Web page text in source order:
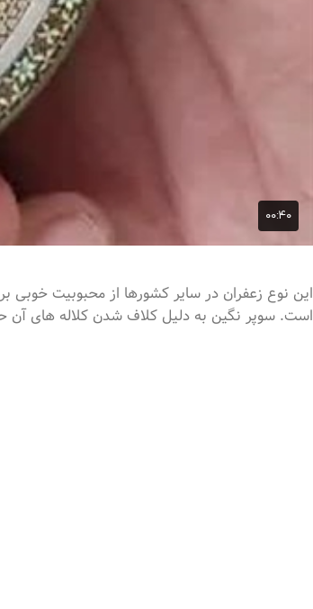
این نوع زعفران در سایر کشورها از محبوبیت خوبی
است. سوپر نگین به دلیل کلاف شدن کلاله های آن